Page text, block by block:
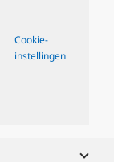
Cookie-
instellingen